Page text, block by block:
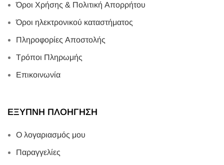
Όροι Χρήσης & Πολιτική Απορρήτου
Όροι ηλεκτρονικού καταστήματος
Πληροφορίες Αποστολής
Τρόποι Πληρωμής
Επικοινωνία
ΕΞΥΠΝΗ ΠΛΟΗΓΗΣΗ
Ο λογαριασμός μου
Παραγγελίες